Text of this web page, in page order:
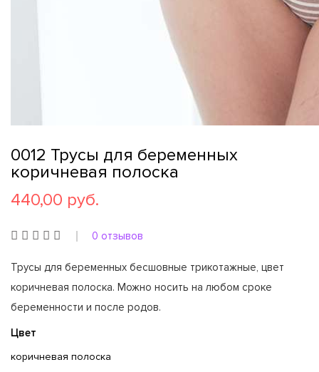
0012 Трусы для беременных
коричневая полоска
440,00 руб.
0 отзывов
Трусы для беременных бесшовные трикотажные, цвет
коричневая полоска. Можно носить на любом сроке
беременности и после родов.
Цвет
коричневая полоска